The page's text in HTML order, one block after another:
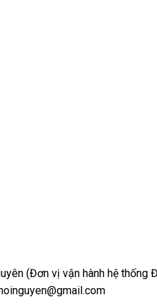
(Đơn vị vận hành hệ thống